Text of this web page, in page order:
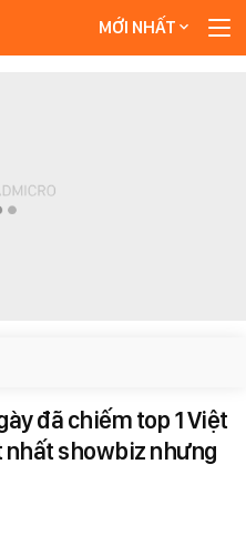
MỚI NHẤT
đã chiếm top 1 Việt
nhất showbiz nhưng